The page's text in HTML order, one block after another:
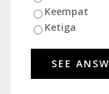
Keempat
Ketiga